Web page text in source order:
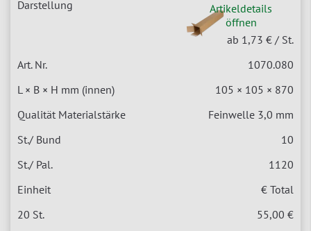
Artikeldetails
öffnen
ab 1,73 € / St.
1070.080
105 × 105 × 870
Feinwelle 3,0 mm
10
1120
€ Total
55,00 €